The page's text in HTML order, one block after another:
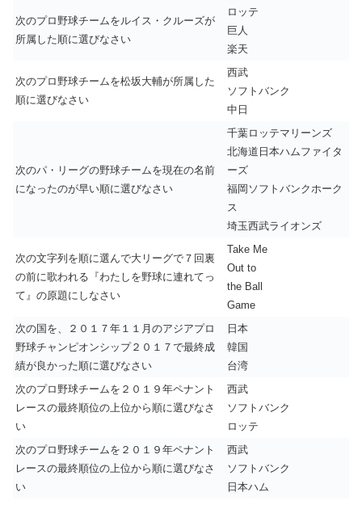
次のプロ野球チームをルイス・クルーズが
所属した順に選びなさい
ロッテ
巨人
楽天
次のプロ野球チームを松坂大輔が所属した
順に選びなさい
西武
ソフトバンク
中日
次のパ・リーグの野球チームを現在の名前
になったのが早い順に選びなさい
千葉ロッテマリーンズ
北海道日本ハムファイタ
ーズ
福岡ソフトバンクホーク
ス
埼玉西武ライオンズ
次の文字列を順に選んで大リーグで７回裏
の前に歌われる『わたしを野球に連れてっ
て』の原題にしなさい
Take Me
Out to
the Ball
Game
次の国を、２０１７年１１月のアジアプロ
野球チャンピオンシップ２０１７で最終成
績が良かった順に選びなさい
日本
韓国
台湾
次のプロ野球チームを２０１９年ペナント
レースの最終順位の上位から順に選びなさ
い
西武
ソフトバンク
ロッテ
次のプロ野球チームを２０１９年ペナント
レースの最終順位の上位から順に選びなさ
い
西武
ソフトバンク
日本ハム